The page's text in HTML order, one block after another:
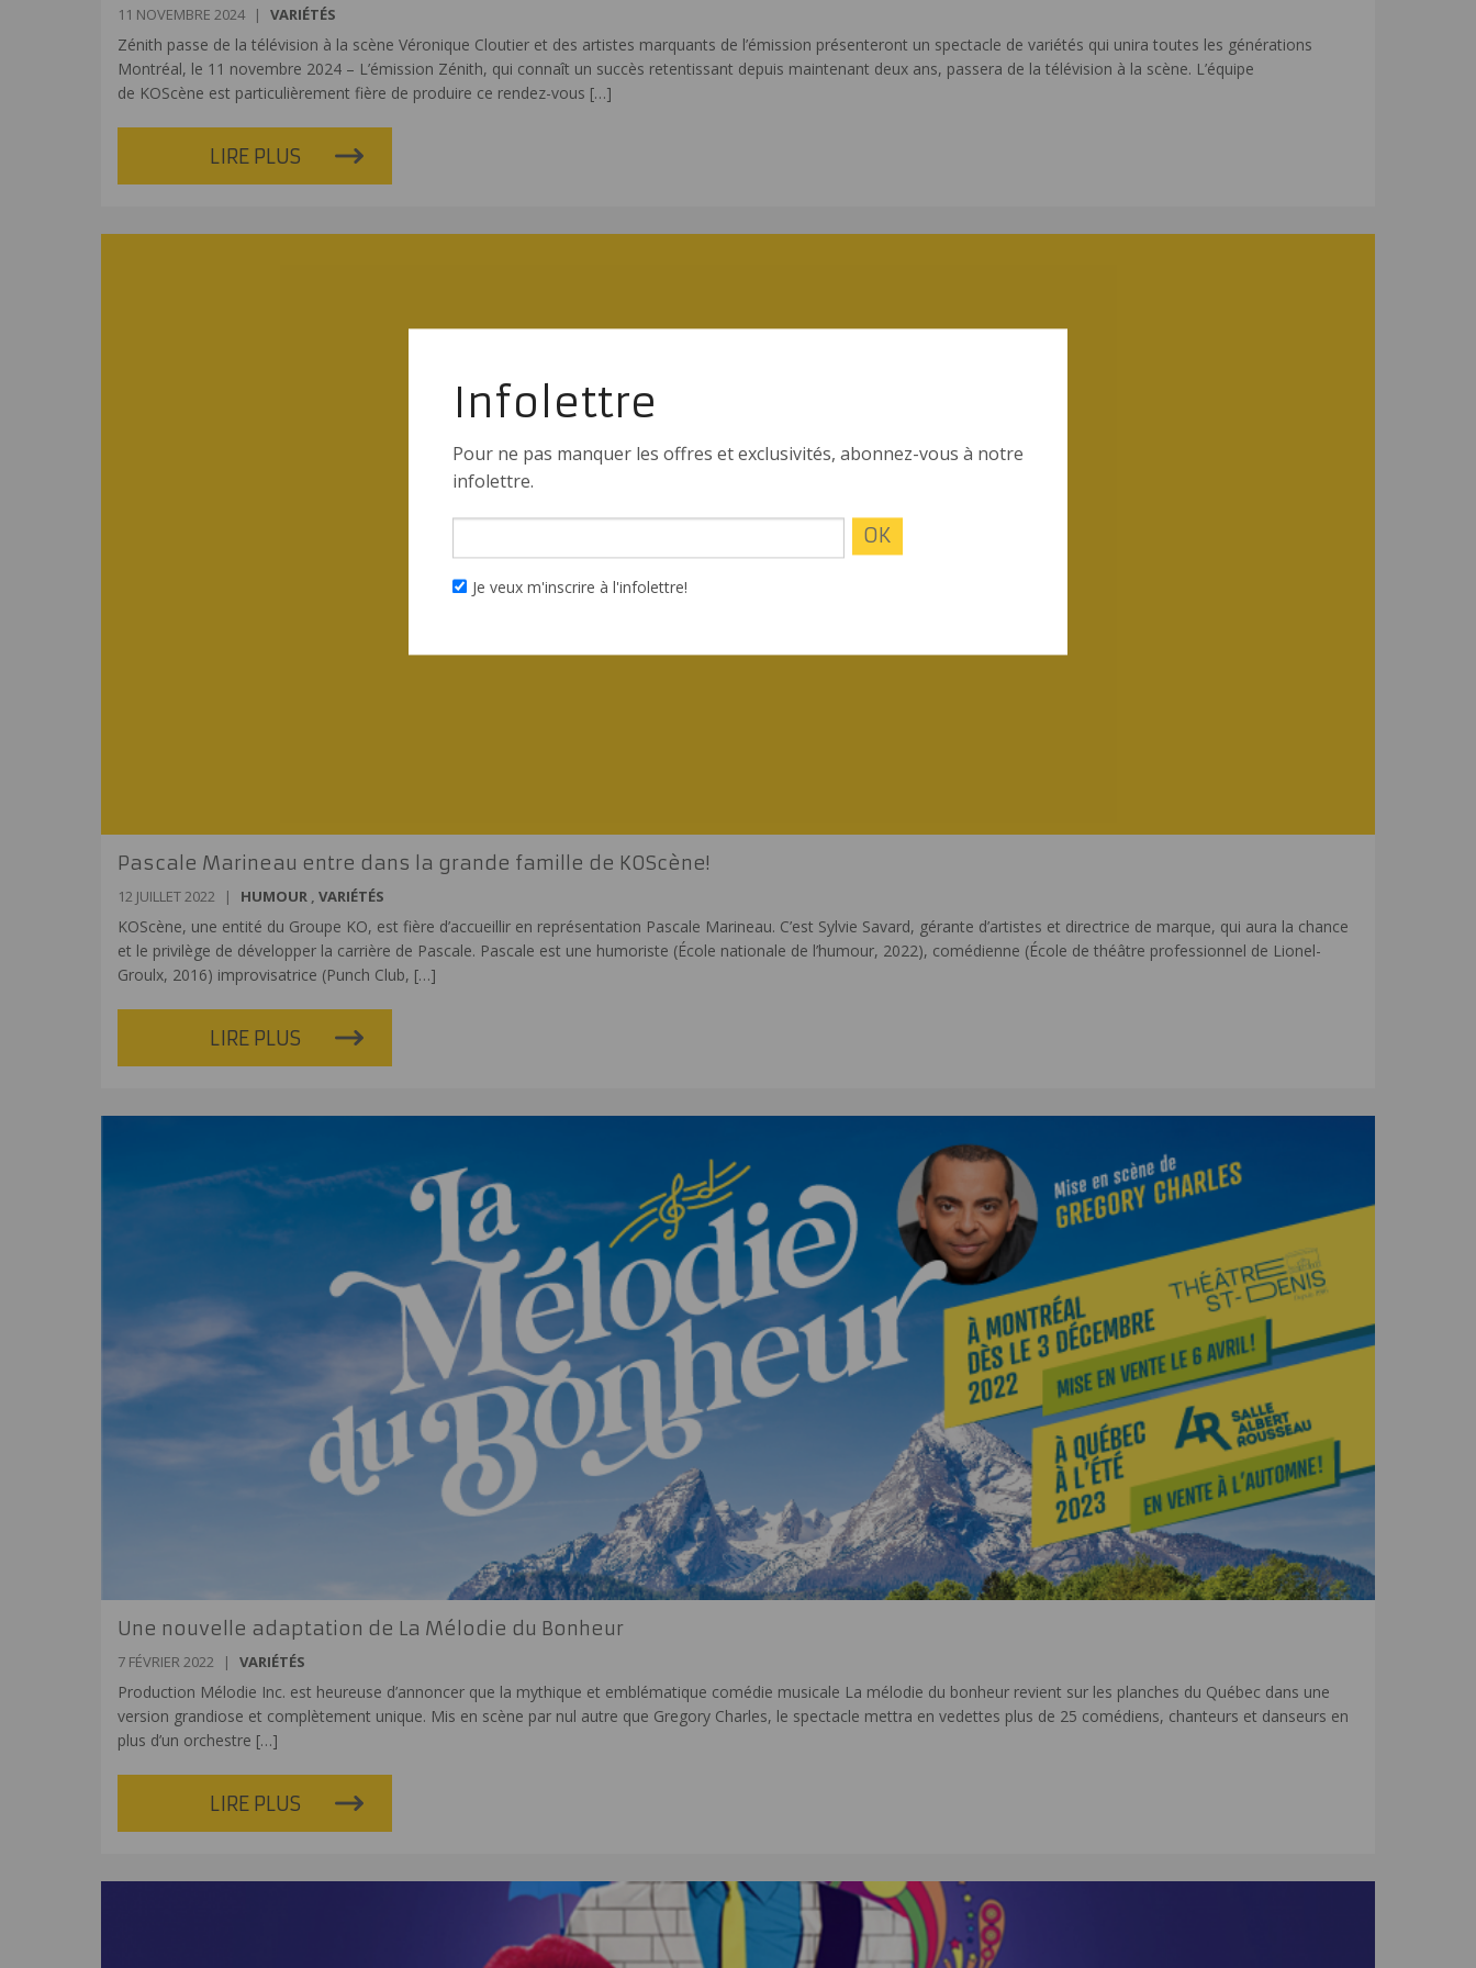
11 NOVEMBRE 2024 | VARIÉTÉS
Zénith passe de la télévision à la scène Véronique Cloutier et des artistes marquants de l’émission présenteront un spectacle de variétés qui unira toutes les générations
Montréal, le 11 novembre 2024 – L’émission Zénith, qui connaît un succès retentissant depuis maintenant deux ans, passera de la télévision à la scène. L’équipe
de KOScène est particulièrement fière de produire ce rendez-vous […]
LIRE PLUS
Pascale Marineau entre dans la grande famille de KOScène!
12 JUILLET 2022 | HUMOUR VARIÉTÉS
KOScène, une entité du Groupe KO, est fière d’accueillir en représentation Pascale Marineau. C’est Sylvie Savard, gérante d’artistes et directrice de marque, qui aura la chance
et le privilège de développer la carrière de Pascale. Pascale est une humoriste (École nationale de l’humour, 2022), comédienne (École de théâtre professionnel de Lionel-
Groulx, 2016) improvisatrice (Punch Club, […]
LIRE PLUS
Une nouvelle adaptation de La Mélodie du Bonheur
7 FÉVRIER 2022 | VARIÉTÉS
Production Mélodie Inc. est heureuse d’annoncer que la mythique et emblématique comédie musicale La mélodie du bonheur revient sur les planches du Québec dans une
version grandiose et complètement unique. Mis en scène par nul autre que Gregory Charles, le spectacle mettra en vedettes plus de 25 comédiens, chanteurs et danseurs en
plus d’un orchestre […]
LIRE PLUS
Infolettre
Pour ne pas manquer les offres et exclusivités, abonnez-vous à notre
infolettre.
Je veux m'inscrire à l'infolettre!